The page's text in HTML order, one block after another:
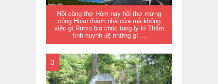
Hồi công thợ Hôm nay hồi thợ mừng
công Hoàn thành nhà cửa mà không
việc gì Rượu bia chúc tụng ly kì Thắm
tình huynh đệ những gì ...